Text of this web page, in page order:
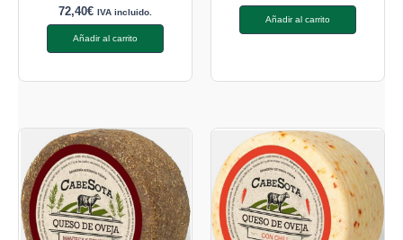
72,40€ IVA incluido.
Añadir al carrito
Añadir al carrito